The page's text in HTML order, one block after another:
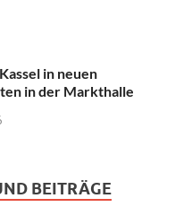
in neuen
in der Markthalle
BEITRÄGE